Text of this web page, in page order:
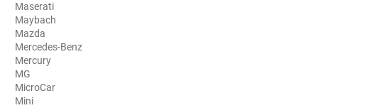
Audi
Bentley
Bmw
Buick
Maserati
Maybach
Mazda
Mercedes-Benz
Mercury
MG
MicroCar
Mini